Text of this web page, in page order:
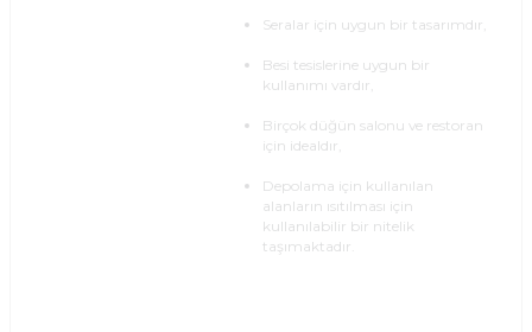
Seralar için uygun bir tasarımdır,
Besi tesislerine uygun bir
kullanımı vardır,
Birçok düğün salonu ve restoran
için idealdır,
Depolama için kullanılan
alanların ısıtılması için
kullanılabilir bir nitelik
taşımaktadır.